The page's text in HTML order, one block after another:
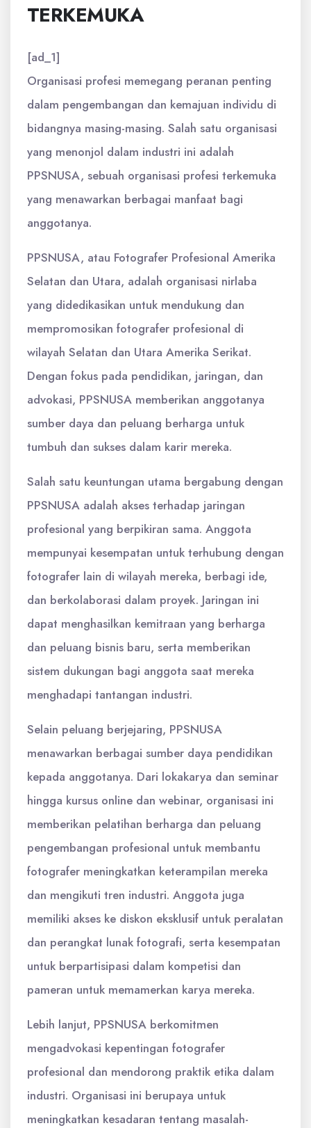
TERKEMUKA
[ad_1]
Organisasi profesi memegang peranan penting
dalam pengembangan dan kemajuan individu di
bidangnya masing-masing. Salah satu organisasi
yang menonjol dalam industri ini adalah
PPSNUSA, sebuah organisasi profesi terkemuka
yang menawarkan berbagai manfaat bagi
anggotanya.
PPSNUSA, atau Fotografer Profesional Amerika
Selatan dan Utara, adalah organisasi nirlaba
yang didedikasikan untuk mendukung dan
mempromosikan fotografer profesional di
wilayah Selatan dan Utara Amerika Serikat.
Dengan fokus pada pendidikan, jaringan, dan
advokasi, PPSNUSA memberikan anggotanya
sumber daya dan peluang berharga untuk
tumbuh dan sukses dalam karir mereka.
Salah satu keuntungan utama bergabung dengan
PPSNUSA adalah akses terhadap jaringan
profesional yang berpikiran sama. Anggota
mempunyai kesempatan untuk terhubung dengan
fotografer lain di wilayah mereka, berbagi ide,
dan berkolaborasi dalam proyek. Jaringan ini
dapat menghasilkan kemitraan yang berharga
dan peluang bisnis baru, serta memberikan
sistem dukungan bagi anggota saat mereka
menghadapi tantangan industri.
Selain peluang berjejaring, PPSNUSA
menawarkan berbagai sumber daya pendidikan
kepada anggotanya. Dari lokakarya dan seminar
hingga kursus online dan webinar, organisasi ini
memberikan pelatihan berharga dan peluang
pengembangan profesional untuk membantu
fotografer meningkatkan keterampilan mereka
dan mengikuti tren industri. Anggota juga
memiliki akses ke diskon eksklusif untuk peralatan
dan perangkat lunak fotografi, serta kesempatan
untuk berpartisipasi dalam kompetisi dan
pameran untuk memamerkan karya mereka.
Lebih lanjut, PPSNUSA berkomitmen
mengadvokasi kepentingan fotografer
profesional dan mendorong praktik etika dalam
industri. Organisasi ini berupaya untuk
meningkatkan kesadaran tentang masalah-